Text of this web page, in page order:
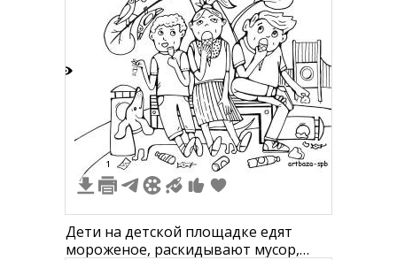
1
Дети на детской площадке едят
мороженое, раскидывают мусор,